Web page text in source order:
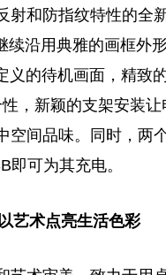
射和防指纹特性的全
续沿用典雅的画框外
义的待机画面，精致
性 ，新颖的支架安装
空间品味。同时，两
可为其充电。
以艺术点亮生活色彩